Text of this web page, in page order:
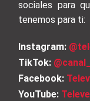
sociales para
tenemos para ti:
Instagram:
TikTok:
Facebook:
YouTube: